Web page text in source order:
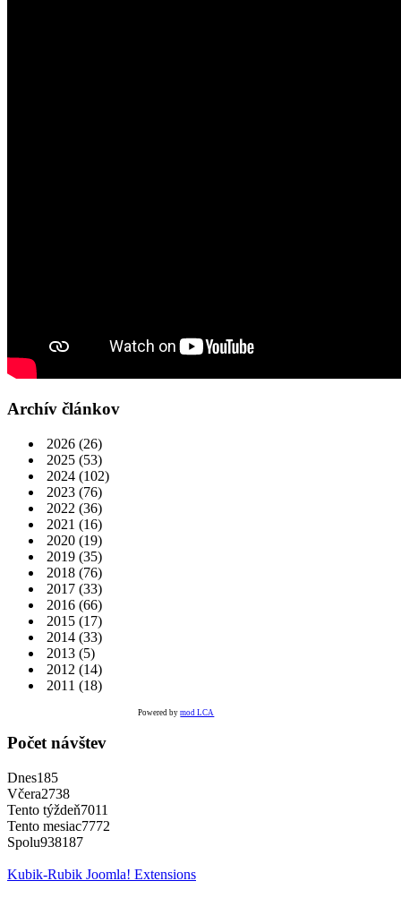
Archív článkov
2026 (26)
2025 (53)
2024 (102)
2023 (76)
2022 (36)
2021 (16)
2020 (19)
2019 (35)
2018 (76)
2017 (33)
2016 (66)
2015 (17)
2014 (33)
2013 (5)
2012 (14)
2011 (18)
Powered bymod LCA
Počet návštev
Dnes185
Včera2738
Tento týždeň7011
Tento mesiac7772
Spolu938187
Kubik-Rubik Joomla! Extensions